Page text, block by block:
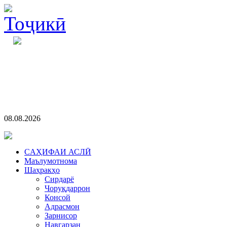
08.08.2026
CАҲИФАИ АСЛӢ
Маълумотнома
Шаҳракҳо
Сирдарё
Чоруқдаррон
Консой
Адрасмон
Зарнисор
Навгарзан